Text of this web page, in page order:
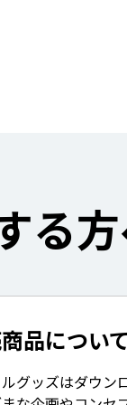
る
品につい
グッズはダウン